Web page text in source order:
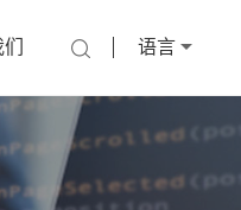
语言